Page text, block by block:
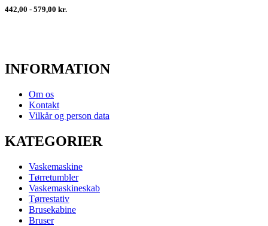
442,00 - 579,00 kr.
INFORMATION
Om os
Kontakt
Vilkår og person data
KATEGORIER
Vaskemaskine
Tørretumbler
Vaskemaskineskab
Tørrestativ
Brusekabine
Bruser